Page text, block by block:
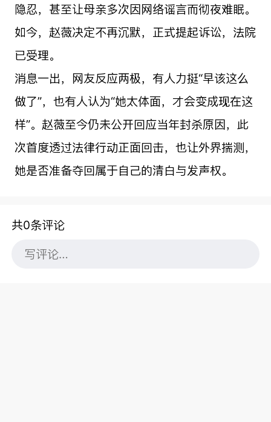
隐忍，甚至让母亲多次因网络谣言而彻夜难眠。
如今，赵薇决定不再沉默，正式提起诉讼，法院
已受理。
消息一出，网友反应两极，有人力挺“早该这么
做了”，也有人认为“她太体面，才会变成现在这
样”。赵薇至今仍未公开回应当年封杀原因，此
次首度透过法律行动正面回击，也让外界揣测，
她是否准备夺回属于自己的清白与发声权。
共0条评论